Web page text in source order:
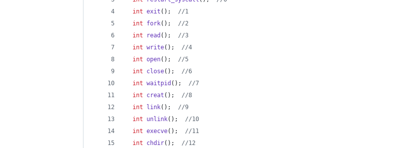
int exit (); //1
int
fork(); //2
int
read (); //3
int write(); //4
int open(); //5
int
close(); //6
int waitpid (); //7
int
creat (); //8
int
link(); //9
int
unlink(); //10
int execve(); //11
int
chdir(); //12